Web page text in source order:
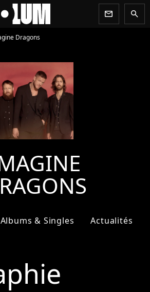
newsletter search
Dragons
Albums & Singles Actualités